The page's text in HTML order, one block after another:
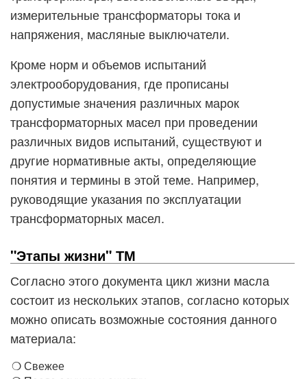
измерительные трансформаторы тока и
напряжения, масляные выключатели.
Кроме норм и объемов испытаний
электрооборудования, где прописаны
допустимые значения различных марок
трансформаторных масел при проведении
различных видов испытаний, существуют и
другие нормативные акты, определяющие
понятия и термины в этой теме. Например,
руководящие указания по эксплуатации
трансформаторных масел.
"Этапы жизни" ТМ
Согласно этого документа цикл жизни масла
состоит из нескольких этапов, согласно которых
можно описать возможные состояния данного
материала:
Свежее